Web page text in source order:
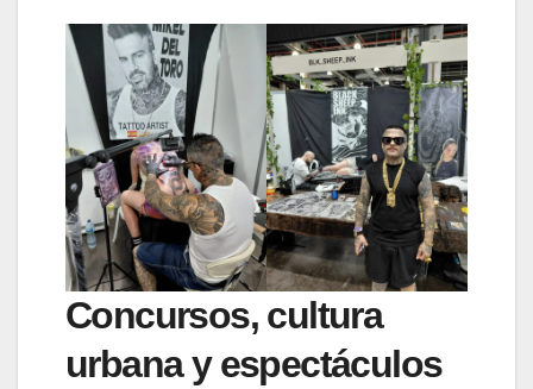
Concursos, cultura
urbana y espectáculos